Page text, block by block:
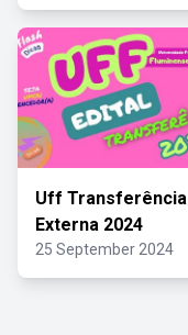
Uff Transferência
Externa 2024
25 September 2024